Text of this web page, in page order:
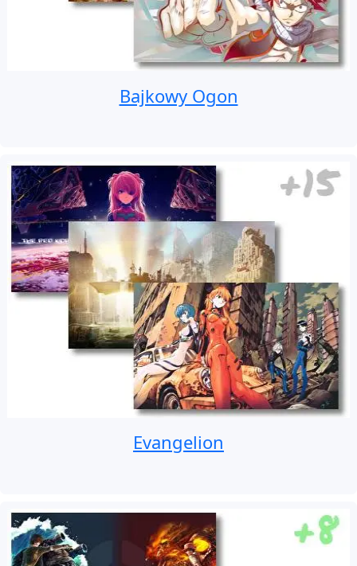
Bajkowy Ogon
Evangelion